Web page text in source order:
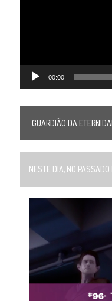
00:00
GUARDIÃO DA
NESTE DIA, NO PASSADO